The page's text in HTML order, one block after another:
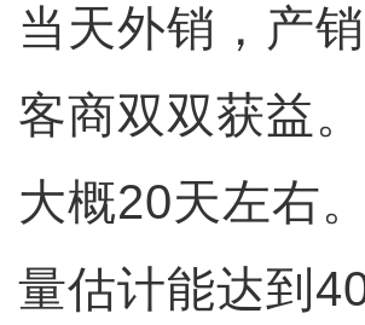
当天外销，产
客商双双获益
大概20天左右
量估计能达到